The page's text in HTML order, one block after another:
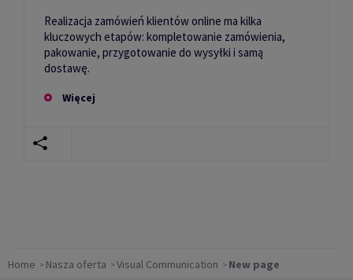
Realizacja zamówień klientów online ma kilka
kluczowych etapów: kompletowanie zamówienia,
pakowanie, przygotowanie do wysyłki i samą
dostawę.
Więcej
Home Nasza oferta Visual Communication New page